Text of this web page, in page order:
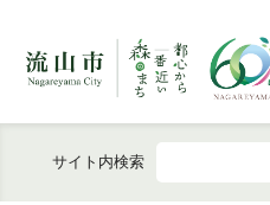
サイト内検索